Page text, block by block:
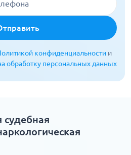
конфиденциальности и
обработку персональных данных
судебная